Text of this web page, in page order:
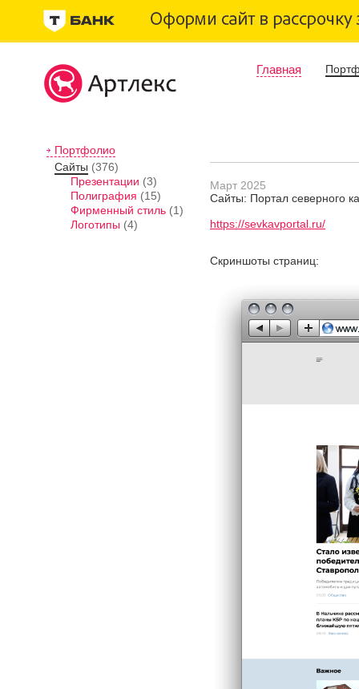
Главная
Портфолио
Сайты (376)
Презентации (3)
Полиграфия (15)
Фирменный стиль (1)
Логотипы (4)
Март 2025
Сайты: Портал северного
https://sevkavportal.ru/
Скриншоты страниц: